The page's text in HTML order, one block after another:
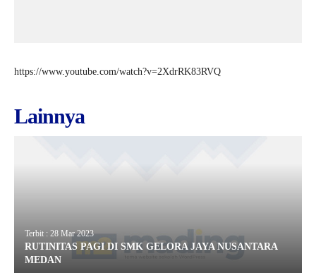
https://www.youtube.com/watch?v=2XdrRK83RVQ
Lainnya
Terbit : 28 Mar 2023
RUTINITAS PAGI DI SMK GELORA JAYA NUSANTARA
MEDAN